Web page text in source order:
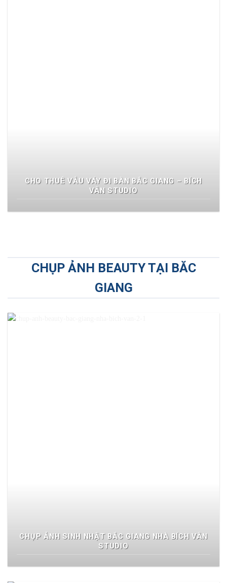
CHO THUÊ VẪU VÁY ĐI BÀN BẮC GIANG – BÍCH
VÂN STUDIO
CHỤP ẢNH BEAUTY TẠI BĂC
GIANG
CHỤP ẢNH SINH NHẬT BẮC GIANG NHÀ BÍCH VÂN
STUDIO